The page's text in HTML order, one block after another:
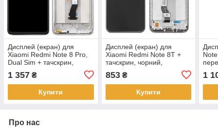
Дисплей (екран) для
Xiaomi Redmi Note 8 Pro,
Dual Sim + тачскрин,
передньою панеллю
1 357 ₴
Купити
Дисплей (екран) для
Xiaomi Redmi Note 8T +
тачскрин, чорний,
оригінал (54) з передньою
панеллю сріблястого
853₴
Купити
1
Про нас